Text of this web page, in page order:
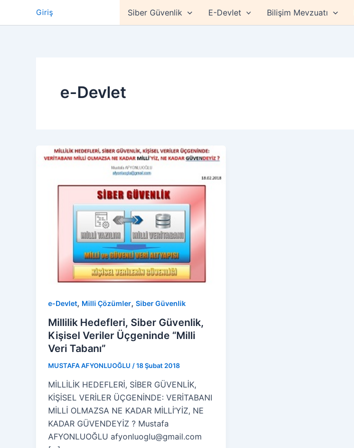
Giriş Siber Güvenlik E-Devlet Bilişim Mevzuatı
e-Devlet
e-Devlet, Milli Çözümler, Siber Güvenlik
Millilik Hedefleri, Siber Güvenlik,
Kişisel Veriler Üçgeninde “Milli
Veri Tabanı”
MUSTAFA AFYONLUOĞLU /18 Şubat 2018
MİLLİLİK HEDEFLERİ, SİBER GÜVENLİK,
KİŞİSEL VERİLER ÜÇGENİNDE: VERİTABANI
MİLLİ OLMAZSA NE KADAR MİLLİ’YİZ, NE
KADAR GÜVENDEYİZ ? Mustafa
AFYONLUOĞLU afyonluoglu@gmail.com